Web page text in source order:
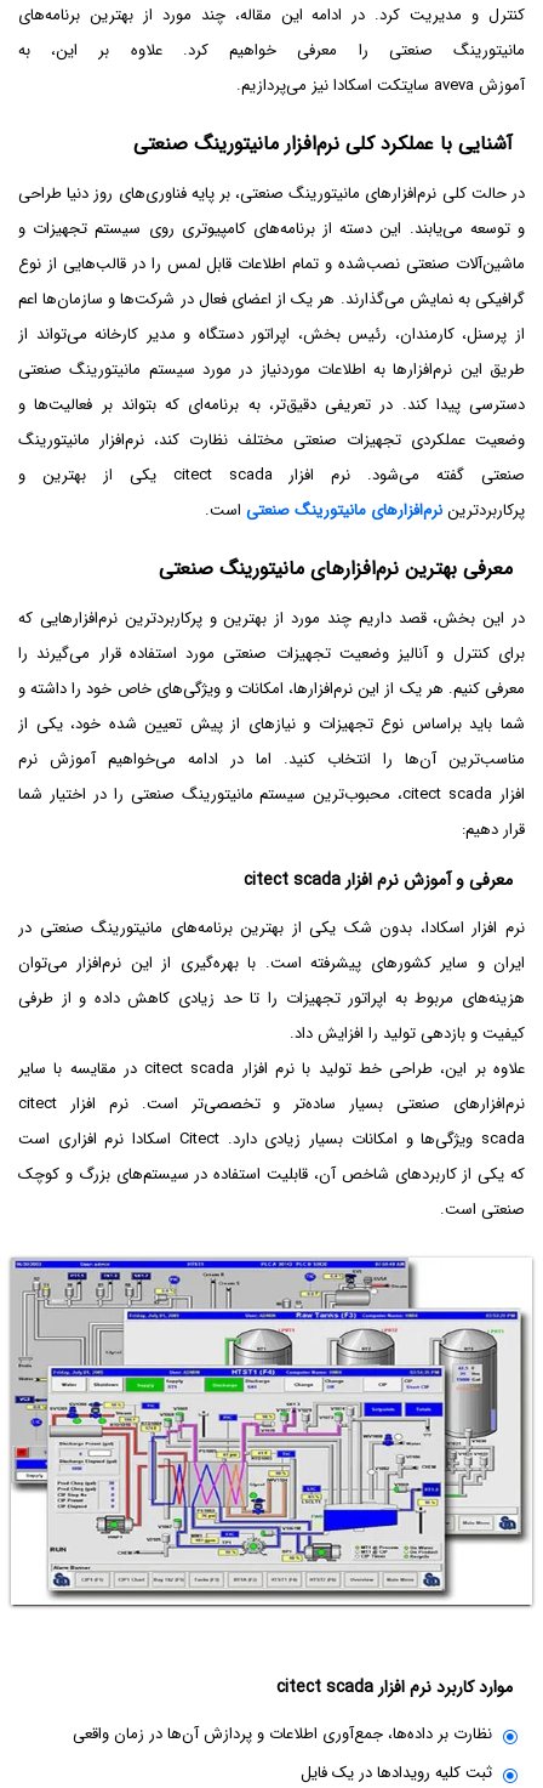
کنترل و مدیریت کرد. در ادامه این مقاله، چند مورد از بهترین برنامه‌های
مانیتورینگ صنعتی را معرفی خواهیم کرد. علاوه بر این، به
آموزش aveva سایتکت اسکادا نیز می‌پردازیم.
آشنایی با عملکرد کلی نرم‌افزار مانیتورینگ صنعتی
در حالت کلی نرم‌افزارهای مانیتورینگ صنعتی، بر پایه فناوری‌های روز دنیا طراحی
و توسعه می‌یابند. این دسته از برنامه‌های کامپیوتری روی سیستم تجهیزات و
ماشین‌آلات صنعتی نصب‌شده و تمام اطلاعات قابل لمس را در قالب‌هایی از نوع
گرافیکی به نمایش می‌گذارند. هر یک از اعضای فعال در شرکت‌ها و سازمان‌ها اعم
از پرسنل، کارمندان، رئیس بخش، اپراتور دستگاه و مدیر کارخانه می‌تواند از
طریق این نرم‌افزارها به اطلاعات موردنیاز در مورد سیستم مانیتورینگ صنعتی
دسترسی پیدا کند. در تعریفی دقیق‌تر، به برنامه‌ای‌ که بتواند بر فعالیت‌ها و
وضعیت عملکردی تجهیزات صنعتی مختلف نظارت کند، نرم‌افزار مانیتورینگ
صنعتی گفته می‌‌شود. نرم افزار citect scada یکی از بهترین و
پرکاربردتریننرم‌افزارهای مانیتورینگ صنعتی است.
معرفی بهترین نرم‌افزارهای مانیتورینگ صنعتی
در این بخش، قصد داریم چند مورد از بهترین و پرکاربردترین نرم‌افزارهایی که
برای کنترل و آنالیز وضعیت تجهیزات صنعتی مورد استفاده قرار می‌گیرند را
معرفی کنیم. هر یک از این نرم‌افزارها، امکانات و ویژگی‌های خاص خود را داشته و
شما باید براساس نوع تجهیزات و نیازهای از پیش تعیین شده خود، یکی از
مناسب‌ترین آن‌ها را انتخاب کنید. اما در ادامه می‌خواهیم آموزش نرم
افزار citect scada، محبوب‌ترین سیستم مانیتورینگ صنعتی را در اختیار شما
قرار دهیم:
معرفی و آموزش نرم افزار citect scada
نرم افزار اسکادا، بدون شک یکی از بهترین برنامه‌های مانیتورینگ صنعتی در
ایران و سایر کشورهای پیشرفته است. با بهره‌گیری از این نرم‌افزار می‌توان
هزینه‌های مربوط به اپراتور تجهیزات را تا حد زیادی کاهش داده و از طرفی
کیفیت و بازدهی تولید را افزایش داد.
علاوه بر این، طراحی خط تولید با نرم افزار citect scada در مقایسه با سایر
نرم‌افزارهای صنعتی بسیار ساده‌تر و تخصصی‌تر است. نرم افزار citect
scada ویژگی‌ها و امکانات بسیار زیادی دارد. Citect اسکادا نرم افزاری است
که یکی از کاربردهای شاخص آن، قابلیت استفاده در سیستم‌های بزرگ و کوچک
صنعتی است.
موارد کاربرد نرم افزار citect scada
نظارت بر داده‌ها، جمع‌آوری اطلاعات و پردازش آن‌ها در زمان واقعی
ثبت کلیه رویدادها در یک فایل